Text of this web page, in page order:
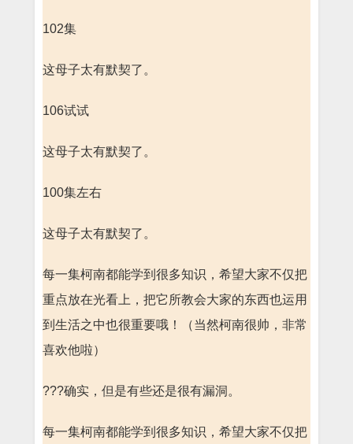
102集
这母子太有默契了。
106试试
这母子太有默契了。
100集左右
这母子太有默契了。
每一集柯南都能学到很多知识，希望大家不仅把
重点放在光看上，把它所教会大家的东西也运用
到生活之中也很重要哦！（当然柯南很帅，非常
喜欢他啦）
???确实，但是有些还是很有漏洞。
每一集柯南都能学到很多知识，希望大家不仅把